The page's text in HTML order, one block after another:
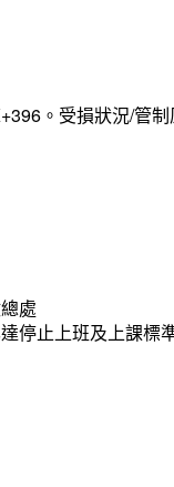
。受損狀況/管
處
停止上班及上課